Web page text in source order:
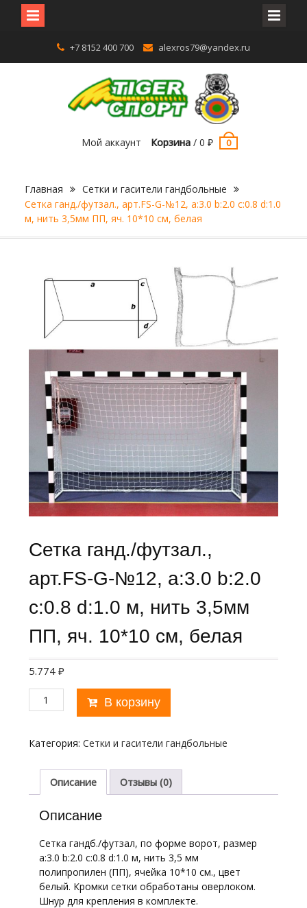
содержимому
+7 8152 400 700 alexros79@yandex.ru
Мой аккаунт Корзина /0₽ 0
Главная
Сетки и гасители гандбольные
Сетка ганд./футзал., арт.FS-G-№12, a:3.0 b:2.0 c:0.8 d:1.0
м, нить 3,5мм ПП, яч. 10*10 см, белая
Сетка ганд./футзал.,
арт.FS-G-№12, a:3.0 b:2.0
c:0.8 d:1.0 м, нить 3,5мм
ПП, яч. 10*10 см, белая
5.774 ₽
Количество
товара
ганд./
футзал.,
арт.FS-
№12,
a:3.0
b:2.0
c:0.8
d:1.0
нить
3,5мм
В корзину
Категория: Сетки и гасители гандбольные
Описание Отзывы (0)
Описание
Сетка гандб./футзал, по форме ворот, размер
a:3.0 b:2.0 c:0.8 d:1.0 м, нить 3,5 мм
полипропилен (ПП), ячейка 10*10 см., цвет
белый. Кромки сетки обработаны оверлоком.
Шнур для крепления в комплекте.